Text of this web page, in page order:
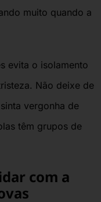
muito quando a
evita o isolamento
Não deixe de
vergonha de
têm grupos de
com a